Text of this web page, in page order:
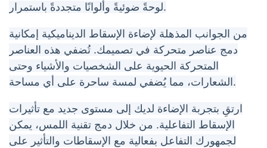
لوحةً ضوئيةً وألوانًا متجددةً باستمرار.
من الجوانب المذهلة لإضاءة الإسقاط الديناميكية إمكانية
دمج عناصر متحركة في تصميمك. تُضفي هذه العناصر
المتحركة الحيوية على الشخصيات والأشياء وحتى
الشعارات، مما يُضفي لمسة ساحرة على أي مساحة.
ارتقِ بتجربة الإضاءة لديك إلى مستوى جديد مع تأثيرات
الإسقاط التفاعلية. من خلال دمج تقنية اللمس، يمكن
لجمهورك التفاعل بفعالية مع الإسقاطات والتأثير على